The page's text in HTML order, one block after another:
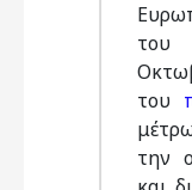
του
του
την